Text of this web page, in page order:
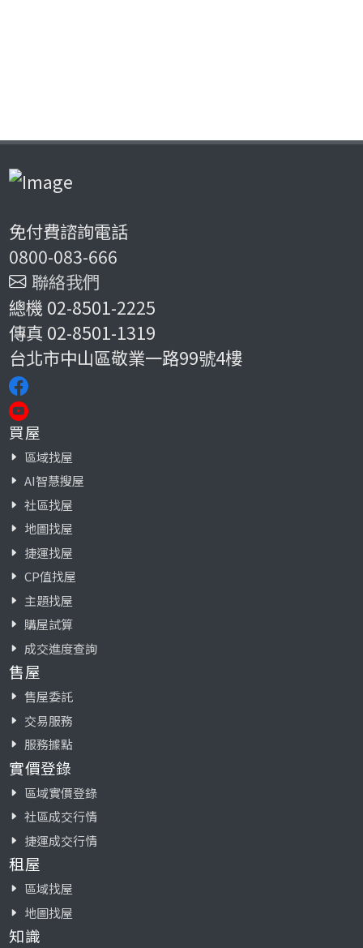
免付費諮詢電話
0800-083-666
聯絡我們
總機 02-8501-2225
傳真 02-8501-1319
台北市中山區敬業一路99號4樓
買屋
區域找屋
AI智慧搜屋
社區找屋
地圖找屋
捷運找屋
CP值找屋
主題找屋
購屋試算
成交進度查詢
售屋
售屋委託
交易服務
服務據點
實價登錄
區域實價登錄
社區成交行情
捷運成交行情
租屋
區域找屋
地圖找屋
知識